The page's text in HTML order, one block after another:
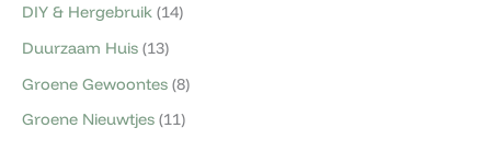
DIY & Hergebruik (14)
Duurzaam Huis (13)
Groene Gewoontes (8)
Groene Nieuwtjes (11)